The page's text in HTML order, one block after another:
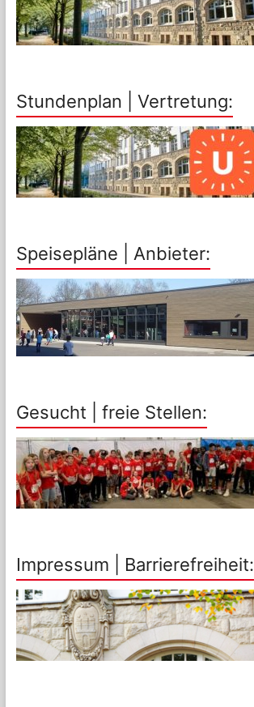
Stundenplan | Vertretung:
Speisepläne | Anbieter:
Gesucht | freie Stellen:
Impressum | Barrierefreiheit: